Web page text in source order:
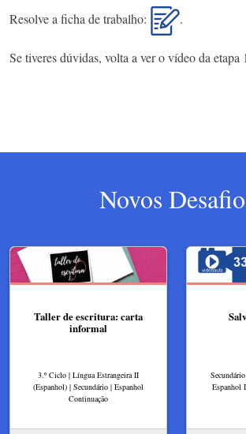
Resolve a ficha de trabalho: .
Se tiveres dúvidas, volta a ver o vídeo da etapa
Novos
Taller de escritura: carta
informal
3.º Ciclo | Língua Estrangeira II
(Espanhol) | Secundário | Espanhol
Continuação
Espanhol